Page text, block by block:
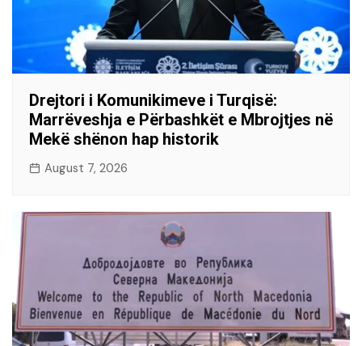
Drejtori i Komunikimeve i Turqisë:
Marrëveshja e Përbashkët e Mbrojtjes në
Mekë shënon hap historik
August 7, 2026